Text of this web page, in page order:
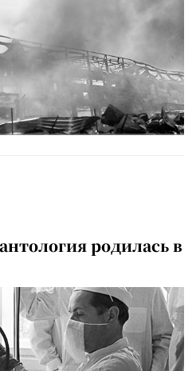
родилась в